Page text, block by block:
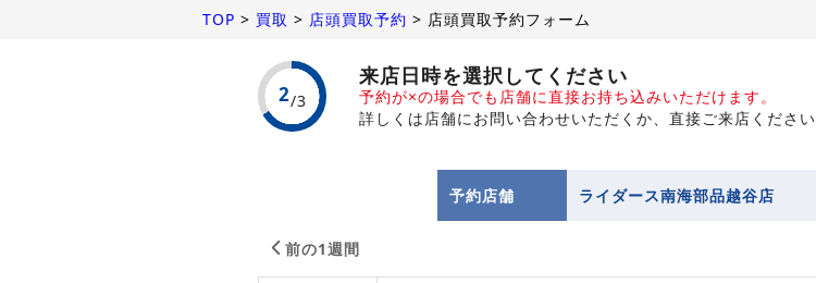
TOP > 買取 > 店頭買取予約 > 店頭買取予約フォーム
来店日時を選択してください
予約が×の場合でも店舗に直接お持ち込みいただけます。
詳しくは店舗にお問い合わせいただくか、直接ご来店ください
予約店舗 ライダース南海部品越谷店
前の1週間